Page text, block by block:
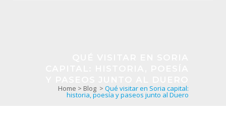
Home > Blog > Qué visitar en Soria capital:
historia, poesía y paseos junto al Duero